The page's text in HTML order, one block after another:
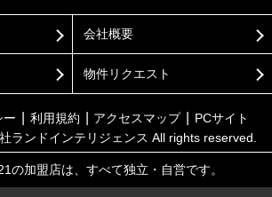
会社概要
物件リクエスト
ー 利用規約 アクセスマップ
PCサイト
ランドインテリジェンス All rights reserved.
の加盟店は、すべて独立・自営です。